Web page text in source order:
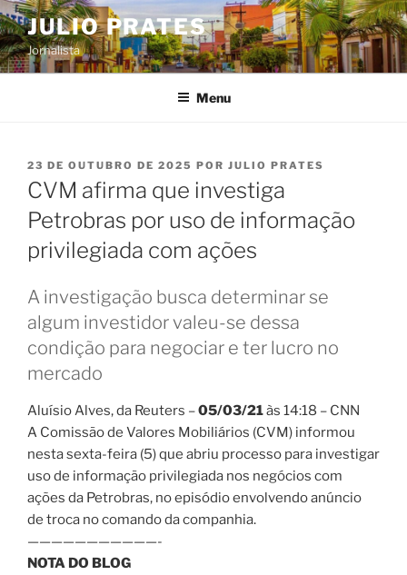
Pular
para
o
conteúdo
JULIO PRATES
Jornalista
Menu
PUBLICADO
EM
23 DE OUTUBRO DE 2025 POR JULIO PRATES
CVM afirma que investiga
Petrobras por uso de informação
privilegiada com ações
A investigação busca determinar se
algum investidor valeu-se dessa
condição para negociar e ter lucro no
mercado
Aluísio Alves, da Reuters –05/03/21às 14:18 – CNN
A Comissão de Valores Mobiliários (CVM) informou
nesta sexta-feira (5) que abriu processo para investigar
uso de informação privilegiada nos negócios com
ações da Petrobras, no episódio envolvendo anúncio
de troca no comando da companhia.
———————————-
NOTA DO BLOG